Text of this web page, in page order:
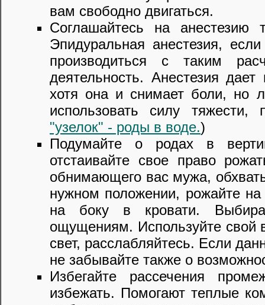
вам свободно двигаться.
Соглашайтесь на
Эпидуральная анестезия,
производиться с таким
деятельность. Анестезия
хотя она и снимает боли, но
использовать силу
"узелок" - роды в воде.)
Подумайте о родах в
отстаивайте свое право
обнимающего вас мужа,
нужном положении, рожайте на
на боку в кровати.
ощущениям. Используйте свой
свет, расслабляйтесь. Если
не забывайте также о
Избегайте рассечения
избежать. Помогают теплые